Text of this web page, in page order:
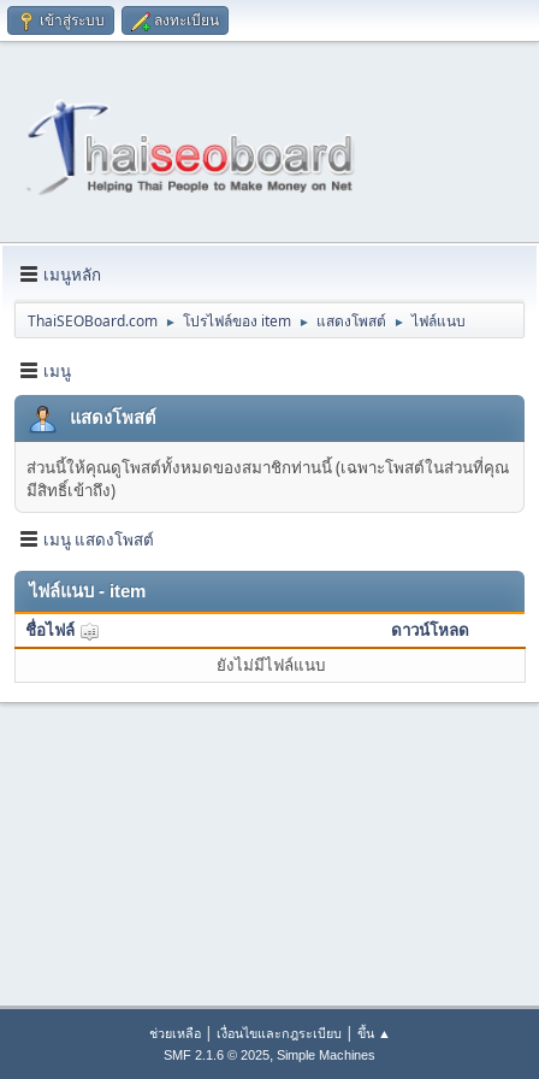
เข้าสู่ระบบ ลงทะเบียน
เมนูหลัก
ThaiSEOBoard.com ► โปรไฟล์ของ item ► แสดงโพสต์ ► ไฟล์แนบ
เมนู
แสดงโพสต์
ส่วนนี้ให้คุณดูโพสต์ทั้งหมดของสมาชิกท่านนี้ (เฉพาะโพสต์ในส่วนที่คุณ
มีสิทธิ์เข้าถึง)
เมนู แสดงโพสต์
ไฟล์แนบ - item
ชื่อไฟล์
ดาวน์โหลด
ยังไม่มีไฟล์แนบ
ช่วยเหลือ| เงื่อนไขและกฎระเบียบ | ขึ้น ▲
SMF 2.1.6 © 2025, Simple Machines